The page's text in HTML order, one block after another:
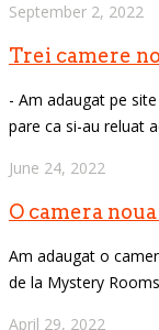
September 2, 2022
Trei camere
- Am adaugat pe
pare ca si-au reluat
June 24, 2022
O camera
Am adaugat o
de la Mystery Rooms
April 29, 2022